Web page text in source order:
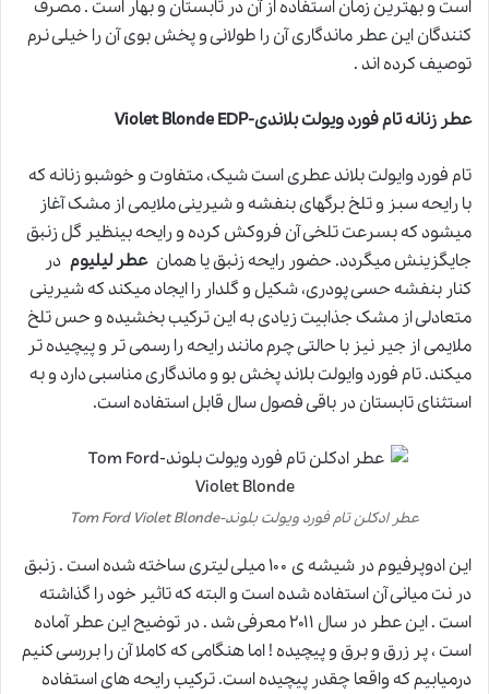
است و بهترین زمان استفاده از آن در تابستان و بهار است . مصرف
کنندگان این عطر ماندگاری آن را طولانی و پخش بوی آن را خیلی نرم
توصیف کرده اند .
عطر زنانه تام فورد ویولت بلاندی-Violet Blonde EDP
تام فورد وایولت بلاند عطری است شیک، متفاوت و خوشبو زنانه که
با رایحه سبز و تلخ برگهای بنفشه و شیرینی ملایمی از مشک آغاز
میشود که بسرعت تلخی آن فروکش کرده و رایحه بینظیر گل زنبق
جایگزینش میگردد. حضور رایحه زنبق یا همانعطر لیلیوم در
کنار بنفشه حسی پودری، شکیل و گلدار را ایجاد میکند که شیرینی
متعادلی از مشک جذابیت زیادی به این ترکیب بخشیده و حس تلخ
ملایمی از جیر نیز با حالتی چرم مانند رایحه را رسمی تر و پیچیده تر
میکند. تام فورد وایولت بلاند پخش بو و ماندگاری مناسبی دارد و به
استثنای تابستان در باقی فصول سال قابل استفاده است.
عطر ادکلن تام فورد ویولت بلوند-Tom Ford Violet Blonde
این ادوپرفیوم در شیشه ی ۱۰۰ میلی لیتری ساخته شده است . زنبق
در نت میانی آن استفاده شده است و البته که تاثیر خود را گذاشته
است . این عطر در سال ۲۰۱۱ معرفی شد . در توضیح این عطر آماده
است ، پر زرق و برق و پیچیده ! اما هنگامی که کاملا آن را بررسی کنیم
درمیابیم که واقعا چقدر پیچیده است. ترکیب رایحه های استفاده